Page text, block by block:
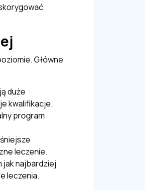
Główne
duże
kwalifikacje.
program
leczenie.
jak najbardziej
leczenia.